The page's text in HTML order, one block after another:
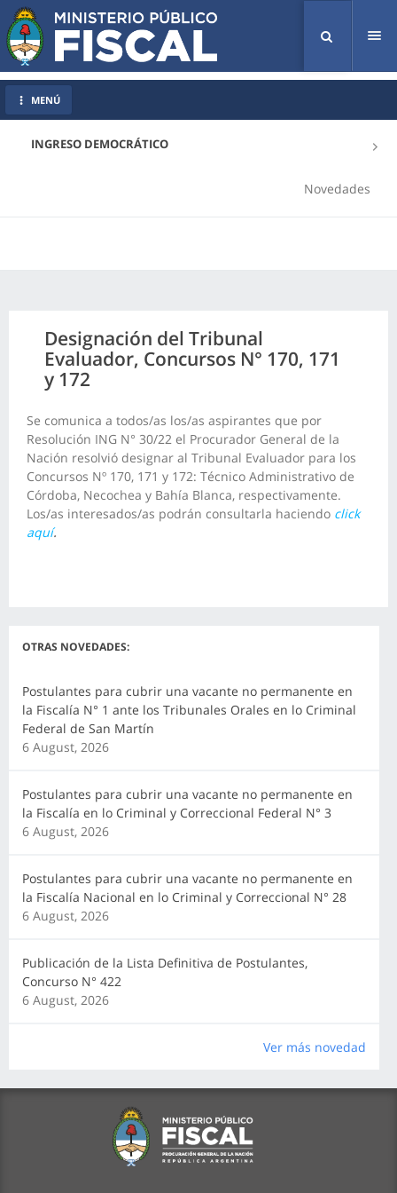
INGRESO DEMOCRÁTICO
Novedades
MENÚ
Designación del Tribunal
Evaluador, Concursos N° 170, 171
y 172
Se comunica a todos/as los/as aspirantes que por
Resolución ING N° 30/22 el Procurador General de la
Nación resolvió designar al Tribunal Evaluador para los
Concursos Nº 170, 171 y 172: Técnico Administrativo de
Córdoba, Necochea y Bahía Blanca, respectivamente.
Los/as interesados/as podrán consultarla haciendo click
aquí.
OTRAS NOVEDADES:
Postulantes para cubrir una vacante no permanente en
la Fiscalía N° 1 ante los Tribunales Orales en lo Criminal
Federal de San Martín
6 August, 2026
Postulantes para cubrir una vacante no permanente en
la Fiscalía en lo Criminal y Correccional Federal N° 3
6 August, 2026
Postulantes para cubrir una vacante no permanente en
la Fiscalía Nacional en lo Criminal y Correccional N° 28
6 August, 2026
Publicación de la Lista Definitiva de Postulantes,
Concurso N° 422
6 August, 2026
Ver más novedad